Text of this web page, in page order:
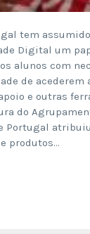
tem
Digital um
alunos com
de acederem
e outras
do
Portugal
produtos…